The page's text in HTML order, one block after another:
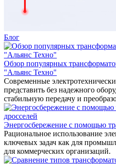
Блог
Обзор популярных
"Альянс Техно"
Современные
представить без надежного
стабильную передачу и
Энергосбережение с помощью
Рациональное использование
ключевых задач как для
для коммерческих организаций.